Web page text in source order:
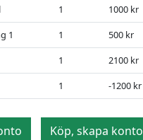
1 1000 kr
1
1 500 kr
1 2100 kr
1 -1200 kr
Köp, skapa konto